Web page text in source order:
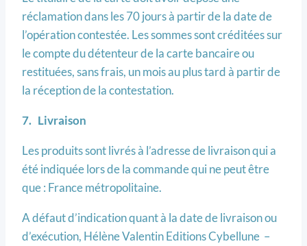
réclamation dans les 70 jours à partir de la date de
l’opération contestée. Les sommes sont créditées sur
le compte du détenteur de la carte bancaire ou
restituées, sans frais, un mois au plus tard à partir de
la réception de la contestation.
7. Livraison
Les produits sont livrés à l’adresse de livraison qui a
été indiquée lors de la commande qui ne peut être
que : France métropolitaine.
A défaut d’indication quant à la date de livraison ou
d’exécution, Hélène Valentin Editions Cybellune –